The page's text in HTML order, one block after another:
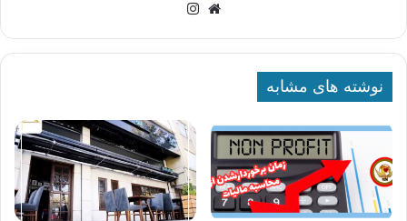
وبسایت
نوشته های مشابه